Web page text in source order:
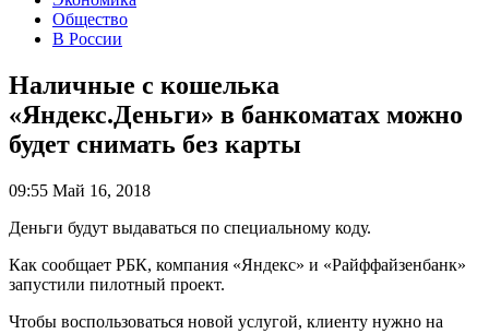
Общество
В России
Наличные с кошелька
«Яндекс.Деньги» в банкоматах можно
будет снимать без карты
09:55 Май 16, 2018
Деньги будут выдаваться по специальному коду.
Как сообщает РБК, компания «Яндекс» и «Райффайзенбанк»
запустили пилотный проект.
Чтобы воспользоваться новой услугой, клиенту нужно на